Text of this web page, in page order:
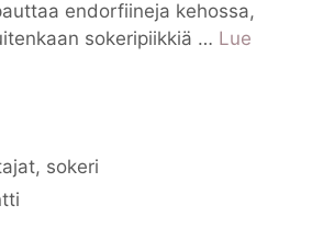
endorfiineja kehossa,
sokeripiikkiä … Lue
, sokeri